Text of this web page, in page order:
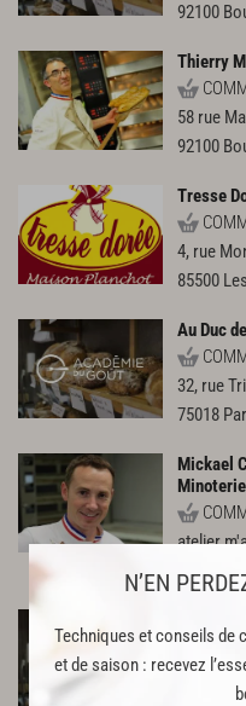
N’EN
Techniques et conseils de
et de saison : recevez
92100
Thierry
58 rue
92100
Tresse
4, rue
85500
Au Duc
32, rue
75018
Mickael
atelier
44190
campus